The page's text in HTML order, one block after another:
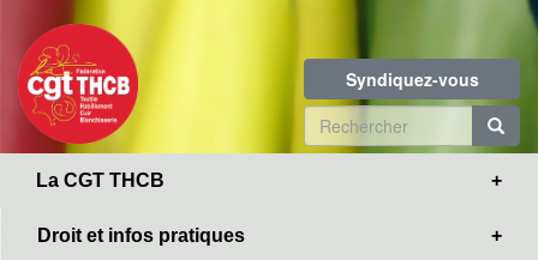
contenu
principal
Syndiquez-vous
Formulaire
de
La CGT THCB
Droit et infos pratiques